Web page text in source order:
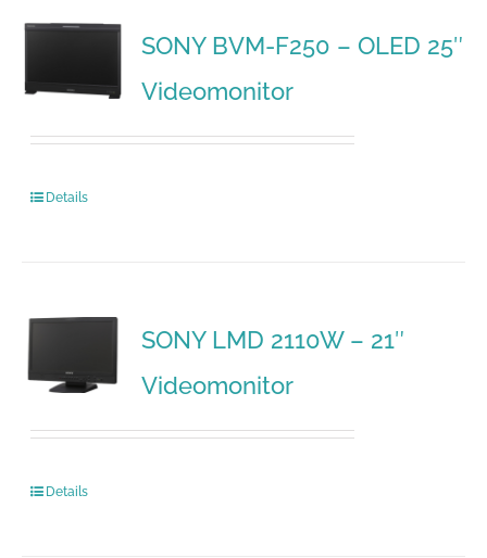
SONY BVM-F250 – OLED 25″
Videomonitor
Details
SONY LMD 2110W – 21″
Videomonitor
Details